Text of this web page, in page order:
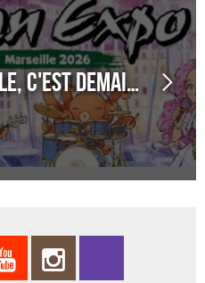
Japan Expo Marseille, c'est demain !